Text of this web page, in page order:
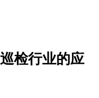
检行业的应